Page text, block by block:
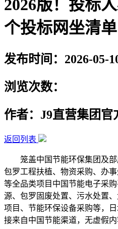
2026版！投标
个投标网坐清单
发布时间：2026-05-
浏览次数：
作者：J9直营集团官
返回列表
笼盖中国节能环保集团及部
包罗工程扶植、物资采购、办
等全品类项目中国节能电子采
源、包罗固废处置、污水处置
项目、节能环保设备采购等，
接来自中国节能渠道，无虚假内